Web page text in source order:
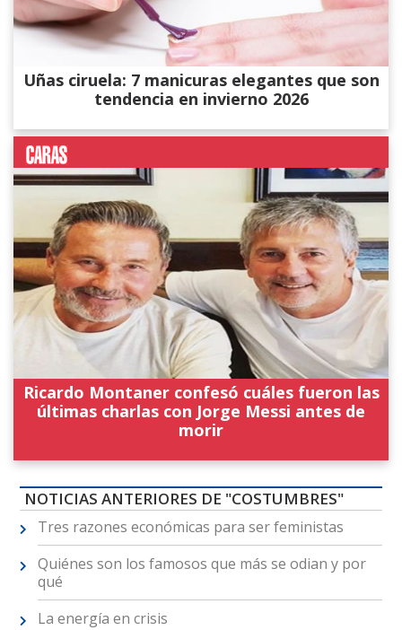
Uñas ciruela: 7 manicuras elegantes que son
tendencia en invierno 2026
Ricardo Montaner confesó cuáles fueron las
últimas charlas con Jorge Messi antes de
morir
NOTICIAS ANTERIORES DE "COSTUMBRES"
Tres razones económicas para ser feministas
Quiénes son los famosos que más se odian y por
qué
La energía en crisis